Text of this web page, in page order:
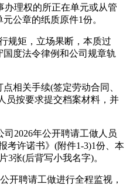
理权的所正在单元或从管
公章的纸质原件1份。
矩，立场果断，本质过
度法令律例和公司规章轨
关手续(签定劳动合同、
员按要求提交档案材料，并
2026年公开聘请工做人员
考许诺书》(附件1-3)1份、本
3张(后背写小我名字)。
聘请工做进行全程监视，